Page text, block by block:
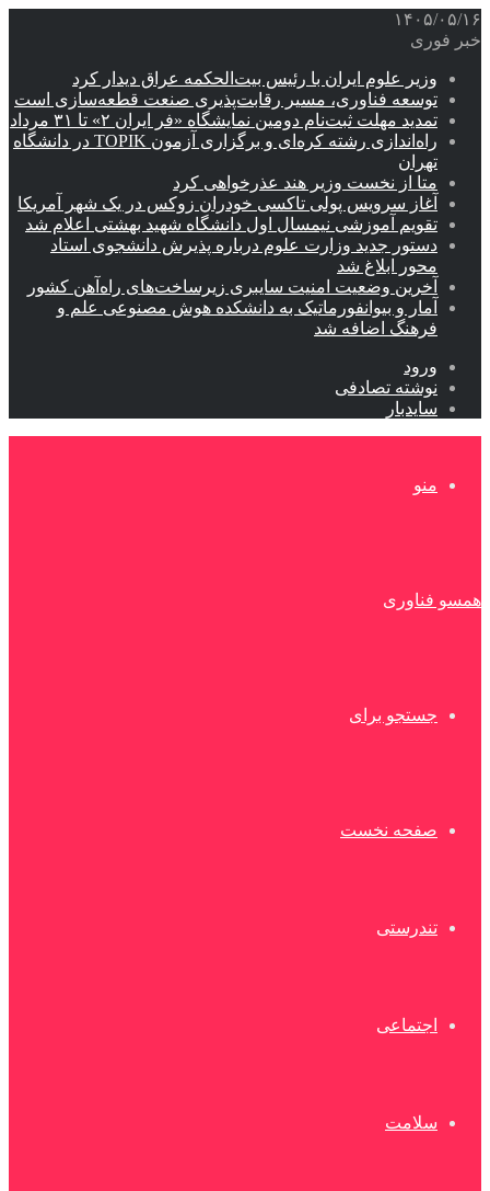
۱۴۰۵/۰۵/۱۶
خبر فوری
وزیر علوم ایران با رئیس بیت‌الحکمه عراق دیدار کرد
توسعه فناوری، مسیر رقابت‌پذیری صنعت قطعه‌سازی است
تمدید مهلت ثبت‌نام دومین نمایشگاه «فر ایران ۲» تا ۳۱ مرداد
راه‌اندازی رشته کره‌ای و برگزاری آزمون TOPIK در دانشگاه
تهران
متا از نخست وزیر هند عذرخواهی کرد
آغاز سرویس پولی تاکسی خودران زوکس در یک شهر آمریکا
تقویم آموزشی نیمسال اول دانشگاه شهید بهشتی اعلام شد
دستور جدید وزارت علوم درباره پذیرش دانشجوی استاد
محور ابلاغ شد
آخرین وضعیت امنیت سایبری زیرساخت‌های راه‌آهن کشور
آمار و بیوانفورماتیک به دانشکده هوش مصنوعی علم و
فرهنگ اضافه شد
ورود
نوشته تصادفی
سایدبار
منو
همسو فناوری
جستجو برای
صفحه نخست
تندرستی
اجتماعی
سلامت